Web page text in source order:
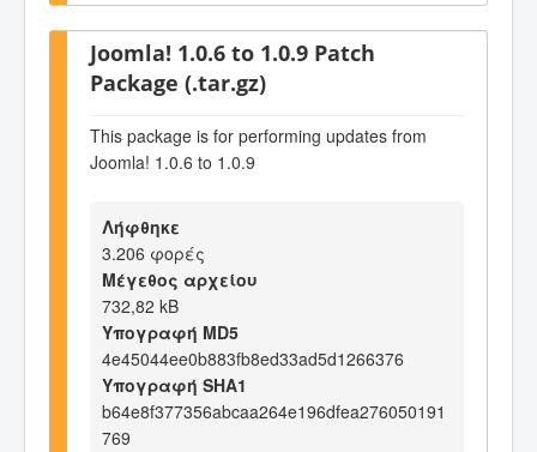
Joomla! 1.0.6 to 1.0.9 Patch
Package (.tar.gz)
This package is for performing updates from
Joomla! 1.0.6 to 1.0.9
Λήφθηκε
3.206 φορές
Μέγεθος αρχείου
732,82 kB
Υπογραφή MD5
4e45044ee0b883fb8ed33ad5d1266376
Υπογραφή SHA1
b64e8f377356abcaa264e196dfea276050191
769